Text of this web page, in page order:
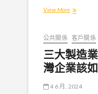
View More行
合
的
關
鍵
策
如
公共關係 客戶關係
三大製造
灣企業該
4 6 月, 2024